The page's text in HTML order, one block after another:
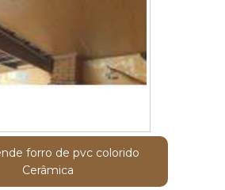
forro de pvc colorido
Cerâmica